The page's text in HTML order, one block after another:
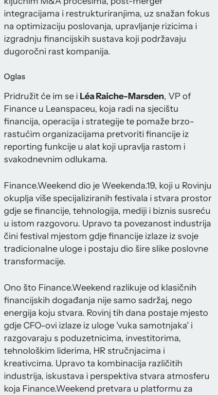
integracijama i restrukturiranjima, uz snažan fokus
na optimizaciju poslovanja, upravljanje rizicima i
izgradnju financijskih sustava koji podržavaju
dugoročni rast kompanija.
Oglas
Pridružit će im se i Léa Raiche-Marsden, VP of
Finance u Leanspaceu, koja radi na sjecištu
financija, operacija i strategije te pomaže brzo-
rastućim organizacijama pretvoriti financije iz
reporting funkcije u alat koji upravlja rastom i
svakodnevnim odlukama.
Finance.Weekend dio je Weekenda.19, koji u Rovinju
okuplja više specijaliziranih festivala i stvara prostor
gdje se financije, tehnologija, mediji i biznis susreću
u istom razgovoru. Upravo ta povezanost industrija
čini festival mjestom gdje financije izlaze iz svoje
tradicionalne uloge i postaju dio šire slike poslovne
transformacije.
Ono što Finance.Weekend razlikuje od klasičnih
financijskih događanja nije samo sadržaj, nego
energija koju stvara. Rovinj tih dana postaje mjesto
gdje CFO-ovi izlaze iz uloge 'vuka samotnjaka' i
razgovaraju s poduzetnicima, investitorima,
tehnološkim liderima, HR stručnjacima i
kreativcima. Upravo ta kombinacija različitih
industrija, iskustava i perspektiva stvara atmosferu
koja Finance.Weekend pretvara u platformu za